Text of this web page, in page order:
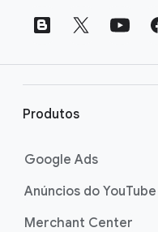
d
Produtos
Google Ads
Anúncios do YouTube
Merchant Center